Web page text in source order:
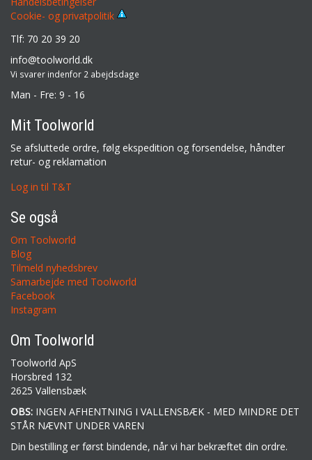
Cookie- og privatpolitik
Tlf: 70 20 39 20
info@toolworld.dk
Vi svarer indenfor 2 abejdsdage
Man - Fre: 9 - 16
Mit Toolworld
Se afsluttede ordre, følg ekspedition og forsendelse, håndter
retur- og reklamation
Log in til T&T
Se også
Om Toolworld
Blog
Tilmeld nyhedsbrev
Samarbejde med Toolworld
Facebook
Instagram
Om Toolworld
Toolworld ApS
Horsbred 132
2625 Vallensbæk
OBS: INGEN AFHENTNING I VALLENSBÆK - MED MINDRE DET
STÅR NÆVNT UNDER VAREN
Din bestilling er først bindende, når vi har bekræftet din ordre.